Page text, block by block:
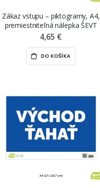
Zákaz vstupu – piktogramy, A4,
premiestniteľná nálepka ŠEVT
NANO print
4,65 €
DO KOŠÍKA